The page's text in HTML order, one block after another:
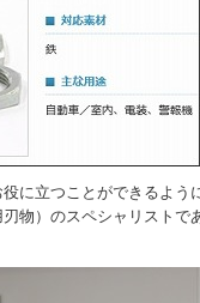
役に立つことができるよ
物）のスペシャリスト